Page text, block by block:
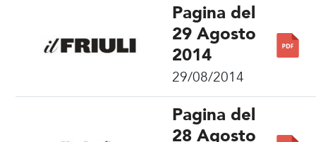
Pagina del
29 Agosto
2014
29/08/2014
Pagina del
28 Agosto